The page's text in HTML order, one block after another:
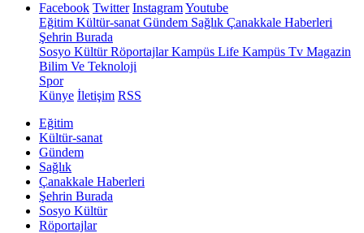
Facebook Twitter InstagramYoutube
Eğitim Kültür-sanat Gündem Sağlık Çanakkale Haberleri
Şehrin Burada
Sosyo KültürRöportajlarKampüs Life Kampüs Tv Magazin
Bilim Ve Teknoloji
Spor
Künye İletişim RSS
Eğitim
Kültür-sanat
Gündem
Sağlık
Çanakkale Haberleri
Şehrin Burada
Sosyo Kültür
Röportajlar